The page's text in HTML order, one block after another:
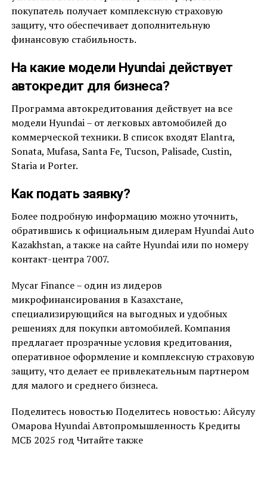
покупатель получает комплексную страховую
защиту, что обеспечивает дополнительную
финансовую стабильность.
На какие модели Hyundai действует
автокредит для бизнеса?
Программа автокредитования действует на все
модели Hyundai – от легковых автомобилей до
коммерческой техники. В список входят Elantra,
Sonata, Mufasa, Santa Fe, Tucson, Palisade, Custin,
Staria и Porter.
Как подать заявку?
Более подробную информацию можно уточнить,
обратившись к официальным дилерам Hyundai Auto
Kazakhstan, а также на сайте Hyundai или по номеру
контакт-центра 7007.
Mycar Finance – один из лидеров
микрофинансирования в Казахстане,
специализирующийся на выгодных и удобных
решениях для покупки автомобилей. Компания
предлагает прозрачные условия кредитования,
оперативное оформление и комплексную страховую
защиту, что делает ее привлекательным партнером
для малого и среднего бизнеса.
Поделитесь новостью Поделитесь новостью: Айсулу
Омарова Hyundai Автопромышленность Кредиты
МСБ 2025 год Читайте также